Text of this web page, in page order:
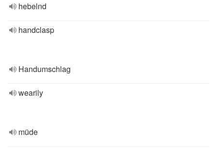
hebelnd
handclasp
Handumschlag
wearily
müde